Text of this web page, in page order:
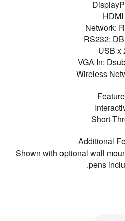
HDMI
Network:
RS232:
USB x
VGA In:
Wireless
Short-
Additional
Shown with optional wall
pens